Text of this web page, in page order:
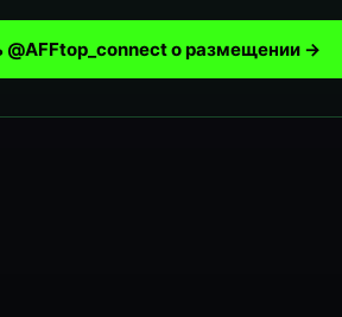
@AFFtop_connect о размещении →